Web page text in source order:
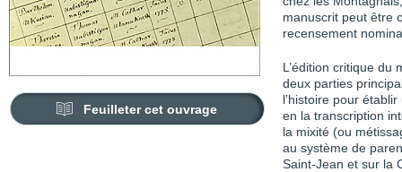
Feuilleter cet ouvrage
manuscrit peut être
recensement
L’édition critique
deux parties
l’histoire pour
en la transcription
la mixité (ou
au système de
Saint-Jean et sur la